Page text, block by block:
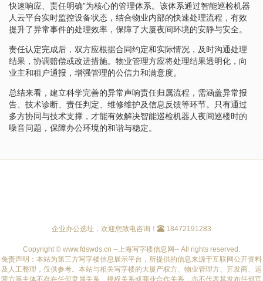
快速响应、责任明确”为核心的管理体系。该体系通过智能巡检机器
人云平台实时监控设备状态，结合物业内部的快速处理流程，有效
提升了异常事件的处理效率，保障了大厦夜间环境的安静与安全。
责任认定完成后，双方应根据合同约定和实际情况，及时沟通处理
结果，协调赔偿或改进措施。物业管理方应将处理结果透明化，向
业主和租户通报，增强管理的公信力和满意度。
总结来看，建立科学完善的异常声响责任归属流程，需涵盖异常报
告、技术诊断、责任判定、维修维护及信息反馈等环节。只有通过
多方协同与技术支撑，才能有效解决智能巡检机器人夜间巡楼时的
噪音问题，保障办公环境的和谐与稳定。
企业办公选址，欢迎您致电咨询！ 18472191283
Copyright © www.fdswds.cn --上海写字楼信息网-- All rights reserved.
免责声明：本站为第三方写字楼信息展示平台，所提供的信息来源于互联网公开资料
及人工整理，仅供参考。本站与相关写字楼的大厦产权方、物业管理方、开发商、运
营方等主体不存在任何隶属关系、授权关系或商业合作关系，亦不代表其发布任何官